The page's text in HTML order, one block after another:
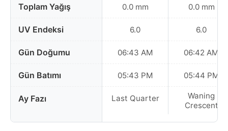
Toplam Yağış
UV Endeksi
Gün Doğumu
Gün Batımı
Ay Fazı
0.0 mm
6.0
06:43 AM
05:43 PM
Last Quarter
0.0 mm
6.0
06:42 AM
05:44 PM
Waning
Crescent